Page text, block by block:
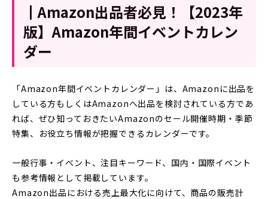
┃Amazon出品者必見！【2023年
版】Amazon年間イベントカレン
ダー
「Amazon年間イベントカレンダー」は、Amazonに出品を
している方もしくはAmazonへ出品を検討されている方であ
れば、ぜひ知っておきたいAmazonのセール開催時期・季節
特集、お役立ち情報が把握できるカレンダーです。
一般行事・イベント、注目キーワード、国内・国際イベント
も参考情報として掲載しています。
Amazon出品における売上最大化に向けて、商品の販売計